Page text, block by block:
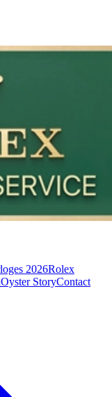
2026Rolex
Oyster StoryContact